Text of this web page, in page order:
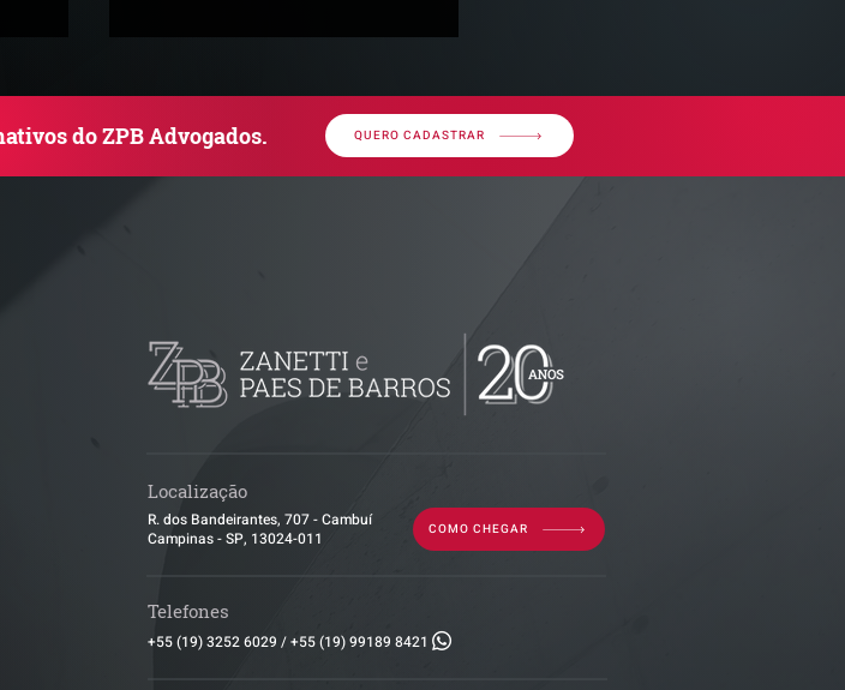
fiscais exige revisão
operacional pelas empresas
do ZPB Advogados. QUERO CADASTRAR
Localização
R. dos Bandeirantes, 707 - Cambuí
Campinas - SP, 13024-011
COMO CHEGAR
Telefones
+55 (19) 3252 6029 /+55 (19) 99189 8421